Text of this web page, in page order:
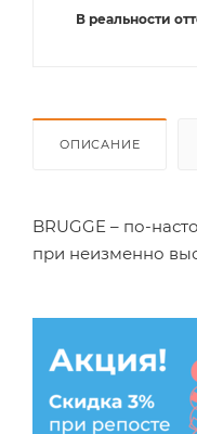
В реальности
ОПИСАНИЕ
BRUGGE – по-
при неизменно